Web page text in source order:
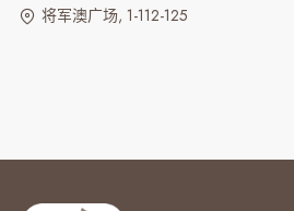
将军澳广场, 1-112-125